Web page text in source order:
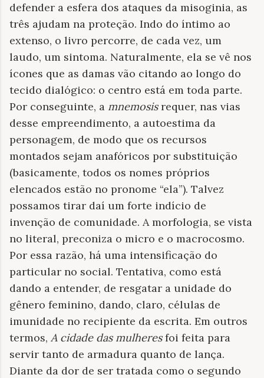
defender a esfera dos ataques da misoginia, as
três ajudam na proteção. Indo do íntimo ao
extenso, o livro percorre, de cada vez, um
laudo, um sintoma. Naturalmente, ela se vê nos
ícones que as damas vão citando ao longo do
tecido dialógico: o centro está em toda parte.
Por conseguinte, a mnemosisrequer, nas vias
desse empreendimento, a autoestima da
personagem, de modo que os recursos
montados sejam anafóricos por substituição
(basicamente, todos os nomes próprios
elencados estão no pronome “ela”). Talvez
possamos tirar daí um forte indício de
invenção de comunidade. A morfologia, se vista
no literal, preconiza o micro e o macrocosmo.
Por essa razão, há uma intensificação do
particular no social. Tentativa, como está
dando a entender, de resgatar a unidade do
gênero feminino, dando, claro, células de
imunidade no recipiente da escrita. Em outros
termos, A cidade das mulheresfoi feita para
servir tanto de armadura quanto de lança.
Diante da dor de ser tratada como o segundo